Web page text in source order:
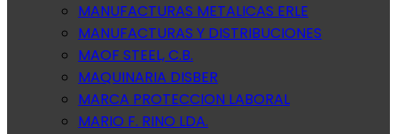
MANUFACTURAS METALICAS ERLE
MANUFACTURAS Y DISTRIBUCIONES
MAOF STEEL, C.B.
MAQUINARIA DISBER
MARCA PROTECCION LABORAL
MARIO F. RINO LDA.